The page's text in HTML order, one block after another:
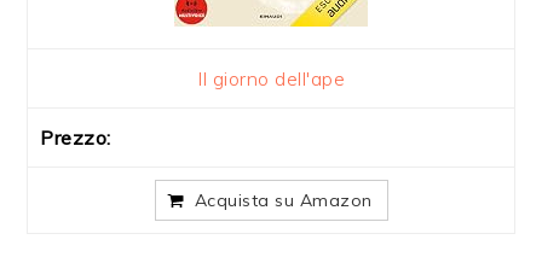
Il giorno dell'ape
Acquista su Amazon